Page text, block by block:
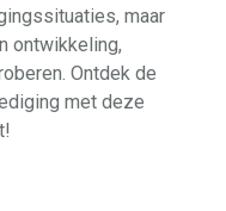
maar
ontwikkeling,
Ontdek de
met deze